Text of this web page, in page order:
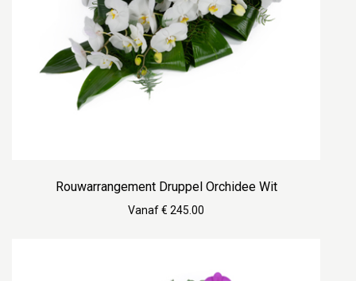
Rouwarrangement Druppel Orchidee Wit
Vanaf € 245.00